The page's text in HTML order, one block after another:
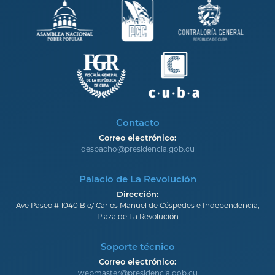
Contacto
Correo electrónico:
despacho@presidencia.gob.cu
Palacio de La Revolución
Dirección:
Ave Paseo # 1040 B e/ Carlos Manuel de Céspedes e Independencia,
Plaza de La Revolución
Soporte técnico
Correo electrónico:
webmaster@presidencia.gob.cu